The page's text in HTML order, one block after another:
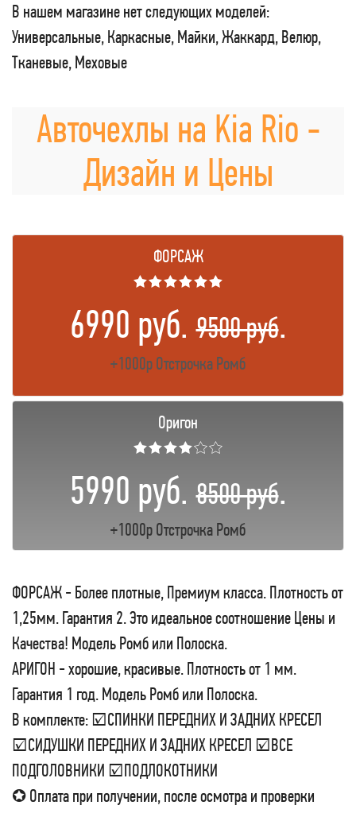
В нашем магазине нет следующих моделей:
Универсальные, Каркасные, Майки, Жаккард, Велюр,
Тканевые, Меховые
Авточехлы на Kia Rio -
Дизайн и Цены
ФОРСАЖ
★★★★★★
6990 руб.9500 руб.
+1000р Отстрочка Ромб
Оригон
★★★★☆☆
5990 руб.8500 руб.
+1000р Отстрочка Ромб
ФОРСАЖ - Более плотные, Премиум класса. Плотность от
1,25мм. Гарантия 2. Это идеальное соотношение Цены и
Качества! Модель Ромб или Полоска.
АРИГОН - хорошие, красивые. Плотность от 1 мм.
Гарантия 1 год. Модель Ромб или Полоска.
В комплекте: ☑СПИНКИ ПЕРЕДНИХ И ЗАДНИХ КРЕСЕЛ
☑СИДУШКИ ПЕРЕДНИХ И ЗАДНИХ КРЕСЕЛ ☑ВСЕ
ПОДГОЛОВНИКИ ☑ПОДЛОКОТНИКИ
✪ Оплата при получении, после осмотра и проверки